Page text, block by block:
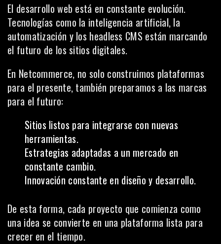
El desarrollo web está en constante evolución.
Tecnologías como la inteligencia artificial, la
automatización y los headless CMS están marcando
el futuro de los sitios digitales.
En Netcommerce, no solo construimos plataformas
para el presente, también preparamos a las marcas
para el futuro:
Sitios listos para integrarse con nuevas
herramientas.
Estrategias adaptadas a un mercado en
constante cambio.
Innovación constante en diseño y desarrollo.
De esta forma, cada proyecto que comienza como
una idea se convierte en una plataforma lista para
crecer en el tiempo.